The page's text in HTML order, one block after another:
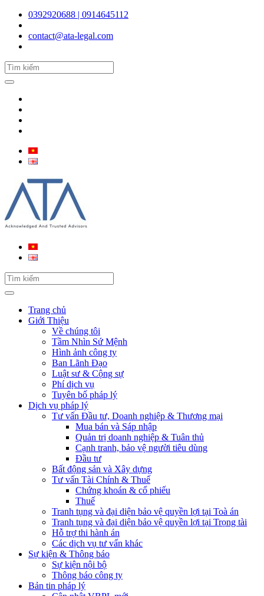
0392920688 | 0914645112
contact@ata-legal.com
Trang chủ
Giới Thiệu
Về chúng tôi
Tầm Nhìn Sứ Mệnh
Hình ảnh công ty
Ban Lãnh Đạo
Luật sư & Cộng sự
Phí dịch vụ
Tuyên bố pháp lý
Dịch vụ pháp lý
Tư vấn Đầu tư, Doanh nghiệp & Thương mại
Mua bán và Sáp nhập
Quản trị doanh nghiệp & Tuân thủ
Cạnh tranh, bảo vệ người tiêu dùng
Đầu tư
Bất động sản và Xây dựng
Tư vấn Tài Chính & Thuế
Chứng khoán & cổ phiếu
Thuế
Tranh tụng và đại diện bảo vệ quyền lợi tại Toà án
Tranh tụng và đại diện bảo vệ quyền lợi tại Trọng tài
Hỗ trợ thi hành án
Các dịch vụ tư vấn khác
Sự kiện & Thông báo
Sự kiện nội bộ
Thông báo công ty
Bản tin pháp lý